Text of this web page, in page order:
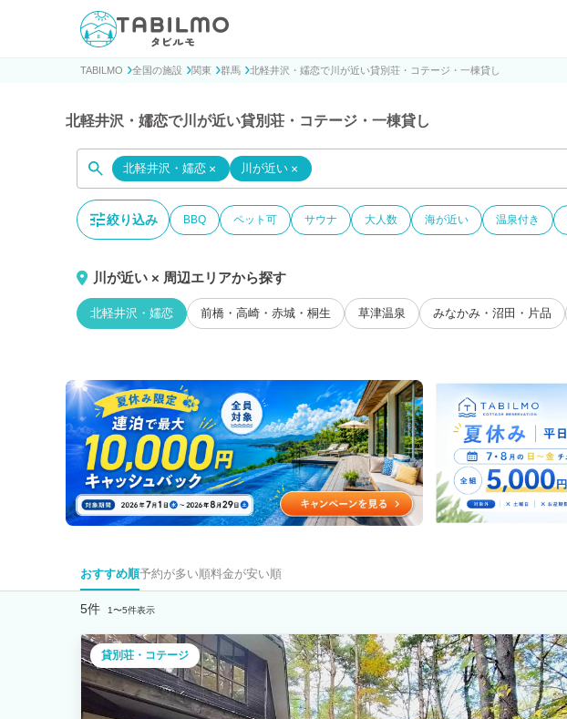
貸別荘コテージ・一棟貸し宿泊予約サイトTABILMO(タビルモ)
TABILMO 全国の施設 関東 群馬 北軽井沢・嬬恋で川が近い貸別荘・コテージ・一棟貸し
北軽井沢・嬬恋で川が近い貸別荘・コテージ・一棟貸し
北軽井沢・嬬恋 × 川が近い ×
絞り込み BBQ ペット可 サウナ 大人数 海が近い 温泉付き
川が近い × 周辺エリアから探す
北軽井沢・嬬恋 前橋・高崎・赤城・桐生 草津温泉 みなかみ・沼田・片品
おすすめ順予約が多い順料金が安い順
5件 1〜5件表示
貸別荘・コテージ